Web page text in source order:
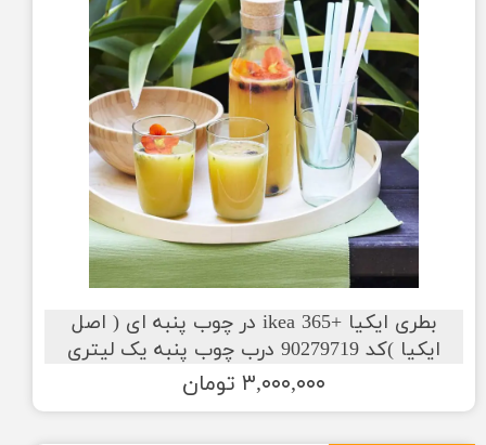
بطری ایکیا +ikea 365 در چوب پنبه ای ( اصل
ایکیا )کد 90279719 درب چوب پنبه یک لیتری
۳,۰۰۰,۰۰۰ تومان